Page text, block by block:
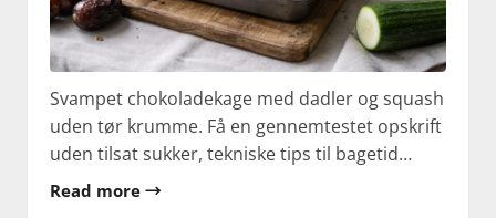
Svampet chokoladekage med dadler og squash
uden tør krumme. Få en gennemtestet opskrift
uden tilsat sukker, tekniske tips til bagetid…
Read more →